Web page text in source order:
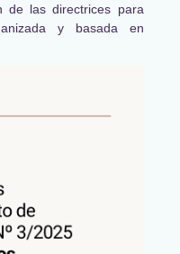
de las directrices para
y basada en